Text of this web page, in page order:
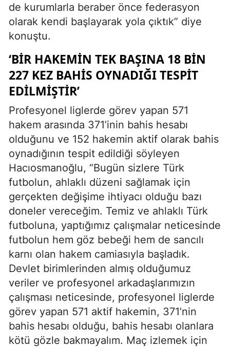
de kurumlarla beraber önce federasyon
olarak kendi başlayarak yola çıktık” diye
konuştu.
‘BİR HAKEMİN TEK BAŞINA 18 BİN
227 KEZ BAHİS OYNADIĞI TESPİT
EDİLMİŞTİR’
Profesyonel liglerde görev yapan 571
hakem arasında 371’inin bahis hesabı
olduğunu ve 152 hakemin aktif olarak bahis
oynadığının tespit edildiği söyleyen
Hacıosmanoğlu, “Bugün sizlere Türk
futbolun, ahlaklı düzeni sağlamak için
gerçekten değişime ihtiyacı olduğu bazı
doneler vereceğim. Temiz ve ahlaklı Türk
futboluna, yaptığımız çalışmalar neticesinde
futbolun hem göz bebeği hem de sancılı
karnı olan hakem camiasıyla başladık.
Devlet birimlerinden almış olduğumuz
veriler ve profesyonel arkadaşlarımızın
çalışması neticesinde, profesyonel liglerde
görev yapan 571 aktif hakemin, 371’nin
bahis hesabı olduğu, bahis hesabı olanlara
kötü gözle bakmayalım. Maç izlemek için